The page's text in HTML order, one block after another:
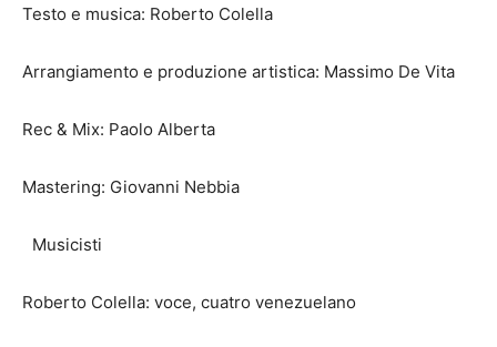
Testo e musica: Roberto Colella
Arrangiamento e produzione artistica: Massimo De Vita
Rec & Mix: Paolo Alberta
Mastering: Giovanni Nebbia
Musicisti
Roberto Colella: voce, cuatro venezuelano